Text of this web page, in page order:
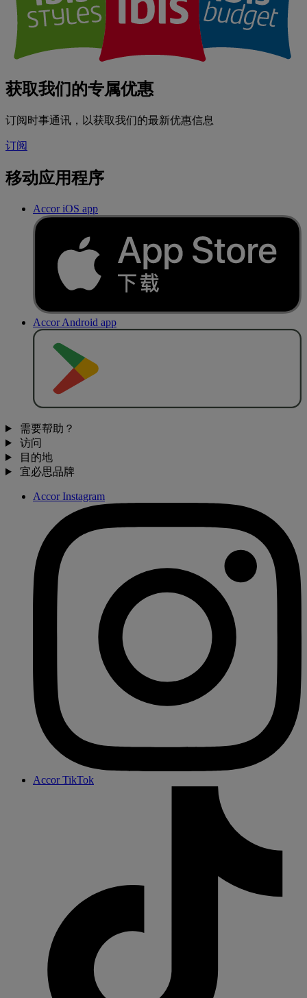
获取我们的专属优惠
订阅时事通讯，以获取我们的最新优惠信息
订阅
移动应用程序
Accor iOS app
Accor Android app
需要帮助？
访问
目的地
宜必思品牌
Accor Instagram
Accor TikTok